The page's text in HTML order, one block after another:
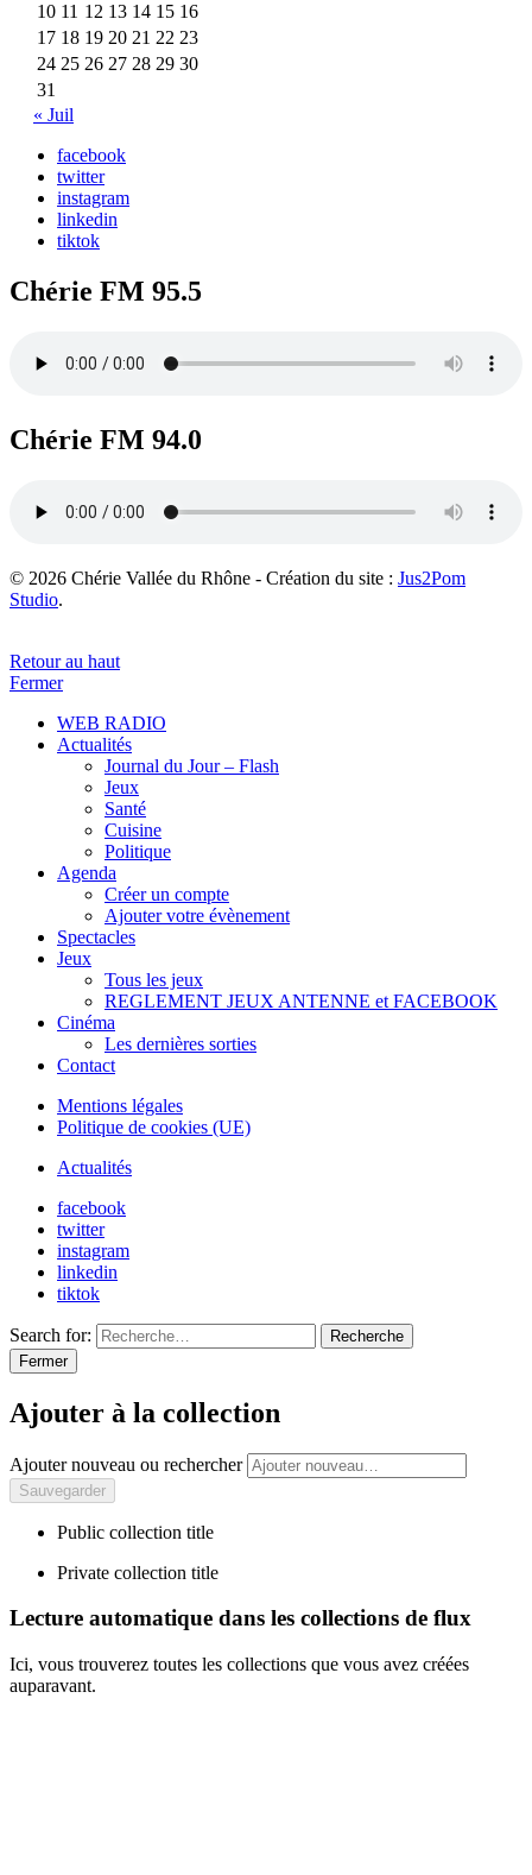
10 11 12 13 14 15 16
17 18 19 20 21 22 23
24 25 26 27 28 29 30
31
« Juil
facebook
twitter
instagram
linkedin
tiktok
Chérie FM 95.5
Chérie FM 94.0
© 2026 Chérie Vallée du Rhône - Création du site : Jus2Pom
Studio.
Retour au haut
Fermer
WEB RADIO
Actualités
Journal du Jour – Flash
Jeux
Santé
Cuisine
Politique
Agenda
Créer un compte
Ajouter votre évènement
Spectacles
Jeux
Tous les jeux
REGLEMENT JEUX ANTENNE et FACEBOOK
Cinéma
Les dernières sorties
Contact
Mentions légales
Politique de cookies (UE)
Actualités
facebook
twitter
instagram
linkedin
tiktok
Search for:
Recherche
Fermer
Ajouter à la collection
Ajouter nouveau ou rechercher
Public collection title
Private collection title
Lecture automatique dans les collections de flux
Ici, vous trouverez toutes les collections que vous avez créées
auparavant.